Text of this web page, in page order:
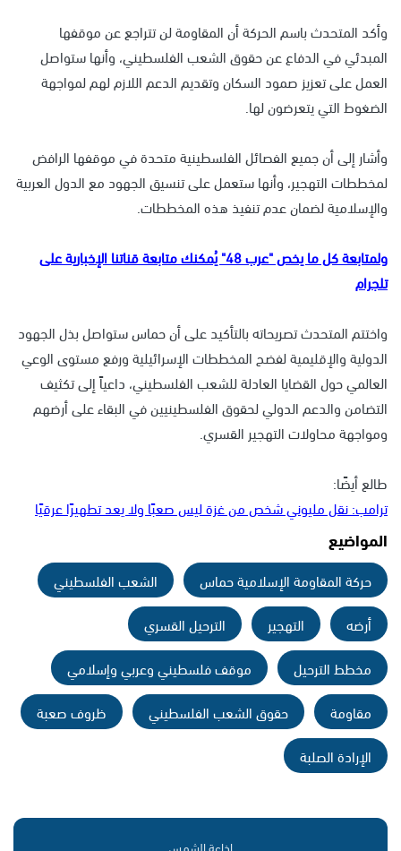
وأكد المتحدث باسم الحركة أن المقاومة لن تتراجع عن موقفها
المبدئي في الدفاع عن حقوق الشعب الفلسطيني، وأنها ستواصل
العمل على تعزيز صمود السكان وتقديم الدعم اللازم لهم لمواجهة
الضغوط التي يتعرضون لها.
وأشار إلى أن جميع الفصائل الفلسطينية متحدة في موقفها الرافض
لمخططات التهجير، وأنها ستعمل على تنسيق الجهود مع الدول العربية
والإسلامية لضمان عدم تنفيذ هذه المخططات.
ولمتابعة كل ما يخص "عرب 48" يُمكنك متابعة قناتنا الإخبارية على
تلجرام
واختتم المتحدث تصريحاته بالتأكيد على أن حماس ستواصل بذل الجهود
الدولية والإقليمية لفضح المخططات الإسرائيلية ورفع مستوى الوعي
العالمي حول القضايا العادلة للشعب الفلسطيني، داعياً إلى تكثيف
التضامن والدعم الدولي لحقوق الفلسطينيين في البقاء على أرضهم
ومواجهة محاولات التهجير القسري.
طالع أيضًا:
ترامب: نقل مليوني شخص من غزة ليس صعبًا ولا يعد تطهيرًا عرقيًا
المواضيع
حركة المقاومة الإسلامية حماس
الشعب الفلسطيني
أرضه
التهجير
الترحيل القسري
مخطط الترحيل
موقف فلسطيني وعربي وإسلامي
مقاومة
حقوق الشعب الفلسطيني
ظروف صعبة
الإرادة الصلبة